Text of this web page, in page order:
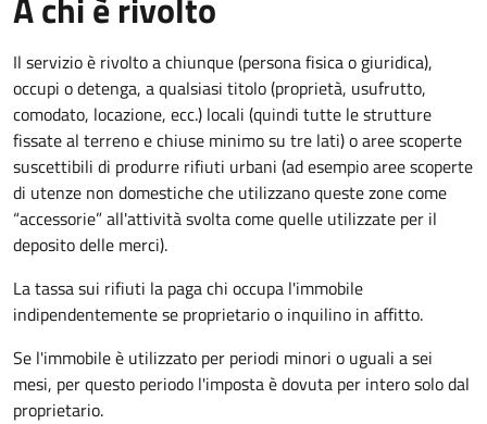
Il servizio è rivolto a chiunque (persona fisica o giuridica),
occupi o detenga, a qualsiasi titolo (proprietà, usufrutto,
comodato, locazione, ecc.) locali (quindi tutte le strutture
fissate al terreno e chiuse minimo su tre lati) o aree scoperte
suscettibili di produrre rifiuti urbani (ad esempio aree scoperte
di utenze non domestiche che utilizzano queste zone come
“accessorie” all'attività svolta come quelle utilizzate per il
deposito delle merci).
La tassa sui rifiuti la paga chi occupa l'immobile
indipendentemente se proprietario o inquilino in affitto.
Se l'immobile è utilizzato per periodi minori o uguali a sei
mesi, per questo periodo l'imposta è dovuta per intero solo dal
proprietario.